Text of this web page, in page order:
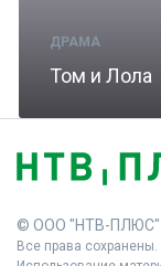
ДРАМА
Том и Лола
© ООО "НТВ-ПЛЮС"
Все права сохранены.